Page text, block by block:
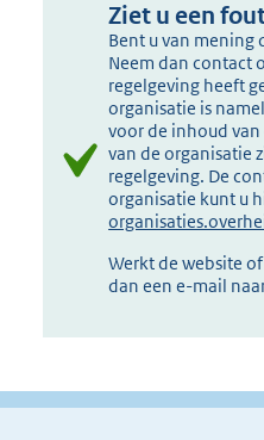
Ziet u een
Bent u van mening
Neem dan contact
regelgeving heeft
organisatie is
voor de inhoud van
van de organisatie
regelgeving. De
organisatie kunt u
Werkt de website
dan een e-mail